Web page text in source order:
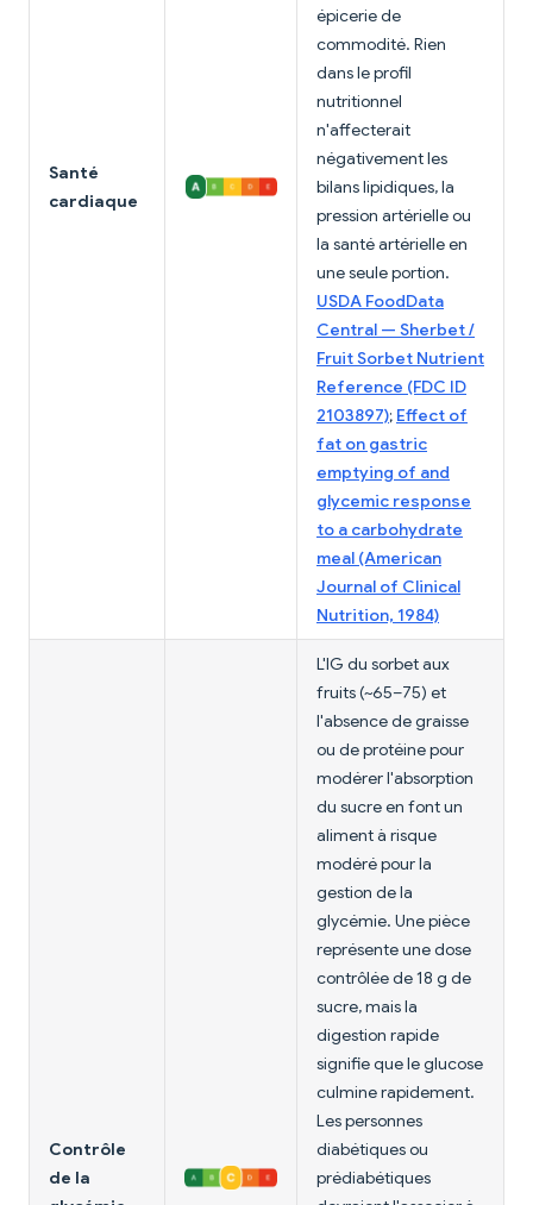
Santé
cardiaque
épicerie de
commodité. Rien
dans le profil
nutritionnel
n'affecterait
négativement les
bilans lipidiques, la
pression artérielle ou
la santé artérielle en
une seule portion.
USDA FoodData
Central — Sherbet /
Fruit Sorbet Nutrient
Reference (FDC ID
2103897); Effect of
fat on gastric
emptying of and
glycemic response
to a carbohydrate
meal (American
Journal of Clinical
Nutrition, 1984)
Contrôle
de la
L'IG du sorbet aux
fruits (~65–75) et
l'absence de graisse
ou de protéine pour
modérer l'absorption
du sucre en font un
aliment à risque
modéré pour la
gestion de la
glycémie. Une pièce
représente une dose
contrôlée de 18 g de
sucre, mais la
digestion rapide
signifie que le glucose
culmine rapidement.
Les personnes
diabétiques ou
prédiabétiques